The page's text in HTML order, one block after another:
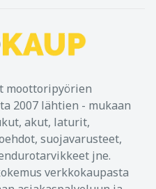
moottoripyörien
2007 lähtien - mukaan
akut, laturit,
suojavarusteet,
jne.
verkkokaupasta